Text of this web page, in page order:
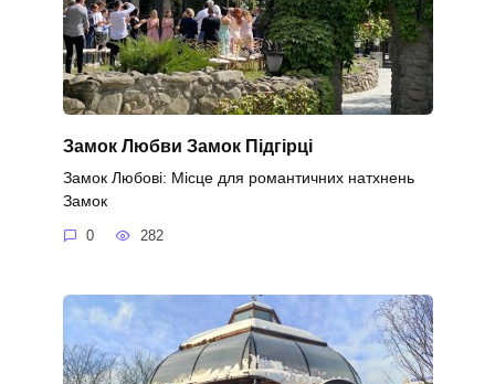
Замок Любви Замок Підгірці
Замок Любові: Місце для романтичних натхнень
Замок
0 282